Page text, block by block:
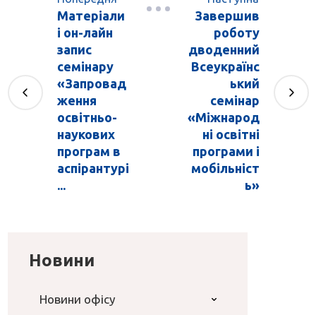
Матеріали
і он-лайн
запис
семінару
«Запровад
ження
освітньо-
наукових
програм в
аспірантурі
...
Завершив
роботу
дводенний
Всеукраїнс
ький
семінар
«Міжнарод
ні освітні
програми і
мобільніст
ь»
Новини
Новини офісу